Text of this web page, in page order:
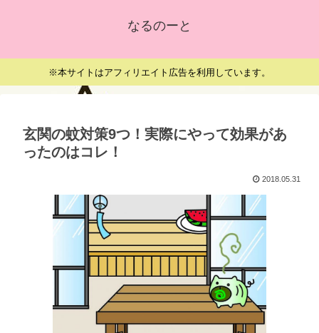
なるのーと
※本サイトはアフィリエイト広告を利用しています。
玄関の蚊対策9つ！実際にやって効果があ
ったのはコレ！
2018.05.31